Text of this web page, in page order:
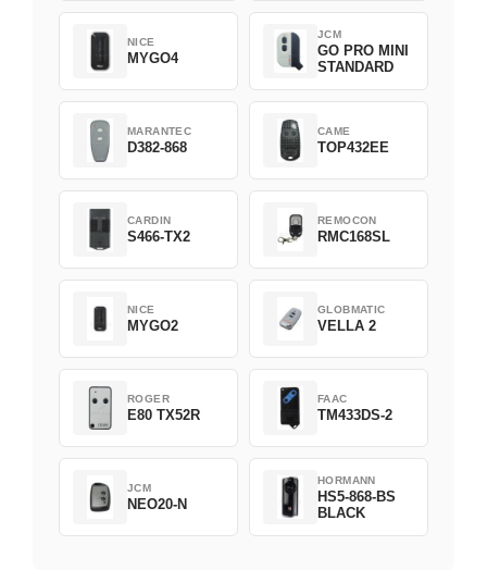
NICE
MYGO4
JCM
GO PRO MINI
STANDARD
MARANTEC
D382-868
CAME
TOP432EE
CARDIN
S466-TX2
REMOCON
RMC168SL
NICE
MYGO2
GLOBMATIC
VELLA 2
ROGER
E80 TX52R
FAAC
TM433DS-2
JCM
NEO20-N
HORMANN
HS5-868-BS
BLACK